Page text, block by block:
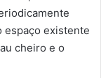
espaço existente
cheiro e o